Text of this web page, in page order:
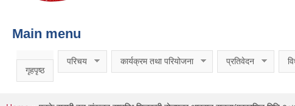
Main menu
गृहपृष्ठ
परिचय कार्यक्रम तथा परियोजना प्रतिवेदन